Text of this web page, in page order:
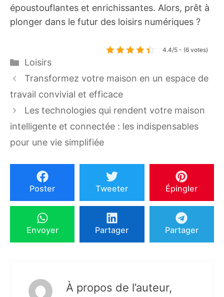
époustouflantes et enrichissantes. Alors, prêt à
plonger dans le futur des loisirs numériques ?
4.4/5 - (6 votes)
Catégories
Loisirs
Transformez votre maison en un espace de
travail convivial et efficace
Les technologies qui rendent votre maison
intelligente et connectée : les indispensables
pour une vie simplifiée
Poster Tweeter Épingler
Envoyer Partager Partager
À propos de l’auteur,